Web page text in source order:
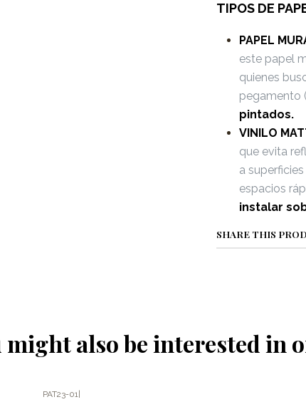
TIPOS DE
PAPEL
este papel
quienes
pegamento
pintados.
VINILO
que evita
a
espacios
instalar
SHARE THIS
might also be interested in
PAT23-01|